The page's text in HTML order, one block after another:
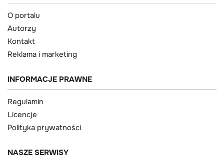
O portalu
Autorzy
Kontakt
Reklama i marketing
INFORMACJE PRAWNE
Regulamin
Licencje
Polityka prywatności
NASZE SERWISY